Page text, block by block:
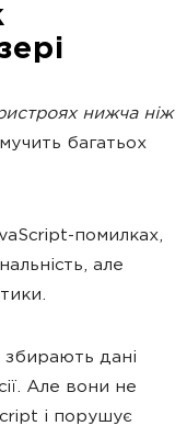
нижча ніж
багатьох
помилках,
але
збирають дані
Але вони не
і порушує